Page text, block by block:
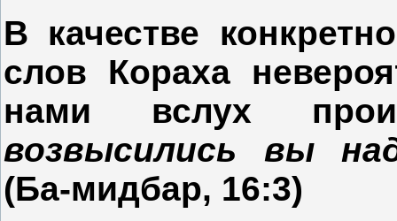
В качестве
слов Кораха
нами вслух
возвысились вы
(Ба-мидбар, 16:3)